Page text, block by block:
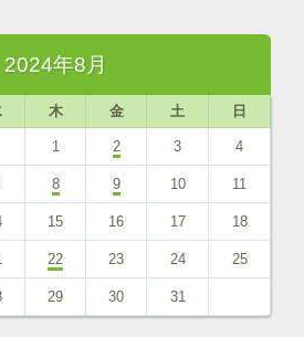
2024年8月
木 金 土 日
1 2 3 4
8 9 10 11
15 16 17 18
22 23 24 25
29 30
31